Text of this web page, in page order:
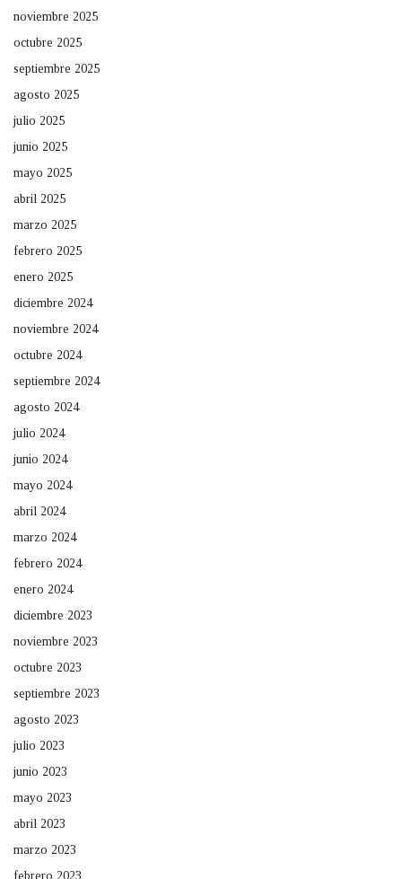
noviembre 2025
octubre 2025
septiembre 2025
agosto 2025
julio 2025
junio 2025
mayo 2025
abril 2025
marzo 2025
febrero 2025
enero 2025
diciembre 2024
noviembre 2024
octubre 2024
septiembre 2024
agosto 2024
julio 2024
junio 2024
mayo 2024
abril 2024
marzo 2024
febrero 2024
enero 2024
diciembre 2023
noviembre 2023
octubre 2023
septiembre 2023
agosto 2023
julio 2023
junio 2023
mayo 2023
abril 2023
marzo 2023
febrero 2023